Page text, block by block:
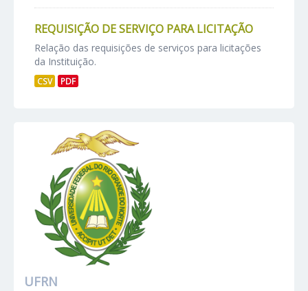
REQUISIÇÃO DE SERVIÇO PARA LICITAÇÃO
Relação das requisições de serviços para licitações
da Instituição.
CSV PDF
UFRN